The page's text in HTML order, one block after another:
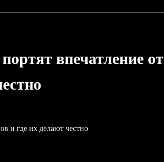
впечатление от
и где их делают честно